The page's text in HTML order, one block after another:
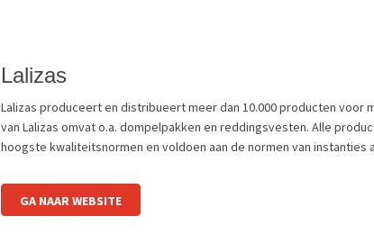
Lalizas
Lalizas produceert en distribueert meer dan 10.000 producten
van Lalizas omvat o.a. dompelpakken en reddingsvesten. Alle
hoogste kwaliteitsnormen en voldoen aan de normen van instanties
GA NAAR WEBSITE